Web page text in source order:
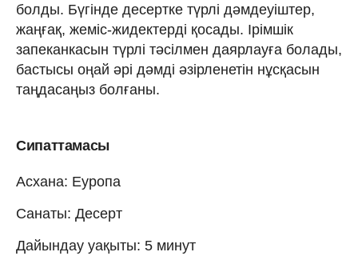
болды. Бүгінде десертке түрлі дәмдеуіштер,
жаңғақ, жеміс-жидектерді қосады. Ірімшік
запеканкасын түрлі тәсілмен даярлауға болады,
бастысы оңай әрі дәмді әзірленетін нұсқасын
таңдасаңыз болғаны.
Сипаттамасы
Асхана: Еуропа
Санаты: Десерт
Дайындау уақыты: 5 минут